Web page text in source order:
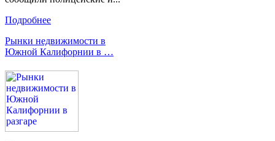
Подробнее
Рынки недвижимости в
Южной Калифорнии в …